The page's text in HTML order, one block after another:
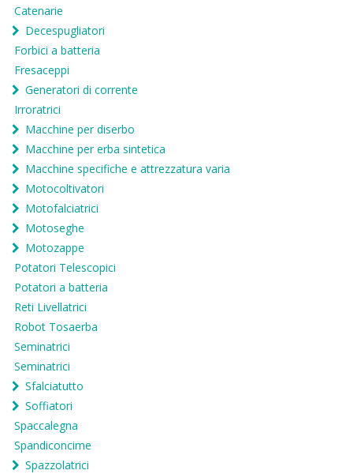
Catenarie
Decespugliatori
Forbici a batteria
Fresaceppi
Generatori di corrente
Irroratrici
Macchine per diserbo
Macchine per erba sintetica
Macchine specifiche e attrezzatura varia
Motocoltivatori
Motofalciatrici
Motoseghe
Motozappe
Potatori Telescopici
Potatori a batteria
Reti Livellatrici
Robot Tosaerba
Seminatrici
Seminatrici
Sfalciatutto
Soffiatori
Spaccalegna
Spandiconcime
Spazzolatrici